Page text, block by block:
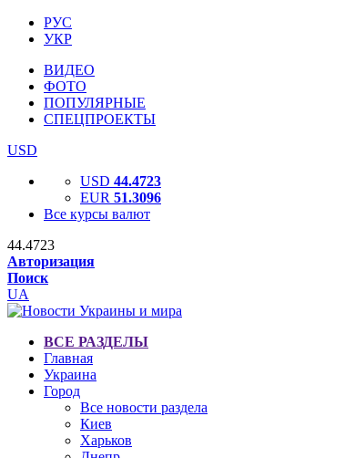
РУС
УКР
ВИДЕО
ФОТО
ПОПУЛЯРНЫЕ
СПЕЦПРОЕКТЫ
USD
USD 44.4723
EUR 51.3096
Все курсы валют
44.4723
Авторизация
Поиск
UA
ВСЕ РАЗДЕЛЫ
Главная
Украина
Город
Все новости раздела
Киев
Харьков